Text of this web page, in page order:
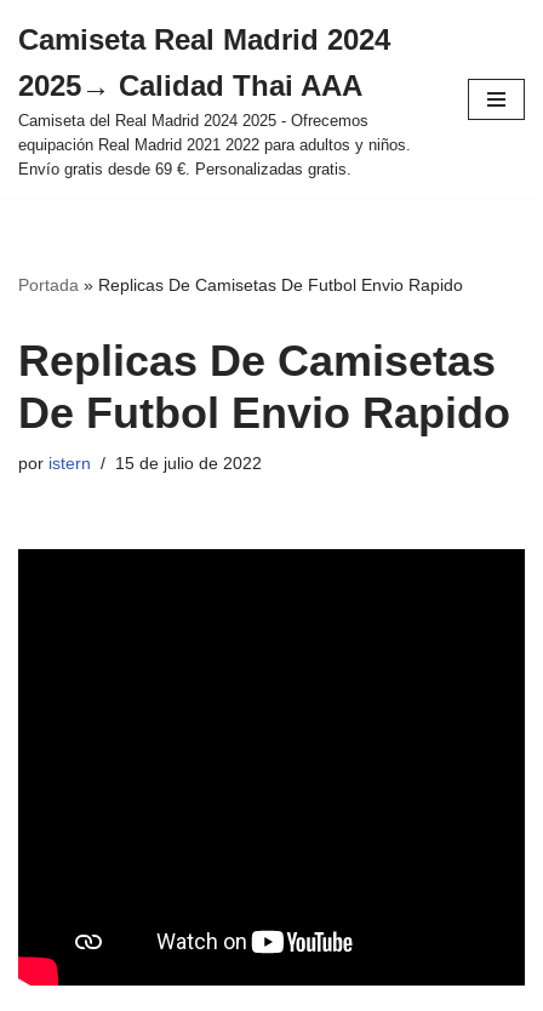
al
contenido
Camiseta Real Madrid 2024
2025→ Calidad Thai AAA
Camiseta del Real Madrid 2024 2025 - Ofrecemos
equipación Real Madrid 2021 2022 para adultos y niños.
Envío gratis desde 69 €. Personalizadas gratis.
Portada » Replicas De Camisetas De Futbol Envio Rapido
Replicas De Camisetas
De Futbol Envio Rapido
por istern 15 de julio de 2022